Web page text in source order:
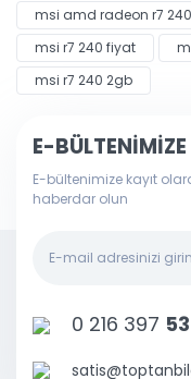
msi amd radeon r7 240
msi r7 240 fiyat
msi r7 240 2gb
E-
E-bültenimize kayıt
haberdar olun
0 216 397